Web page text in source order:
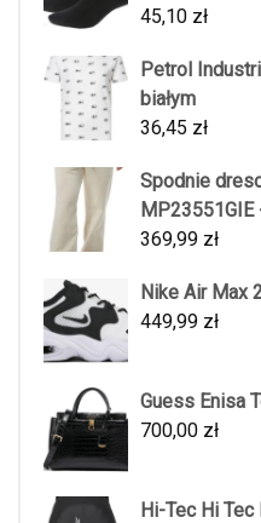
45,10 zł
Petrol
białym
36,45 zł
Spodnie
369,99 zł
Nike Air Max
449,99 zł
Guess Enisa
700,00 zł
Hi-Tec Hi